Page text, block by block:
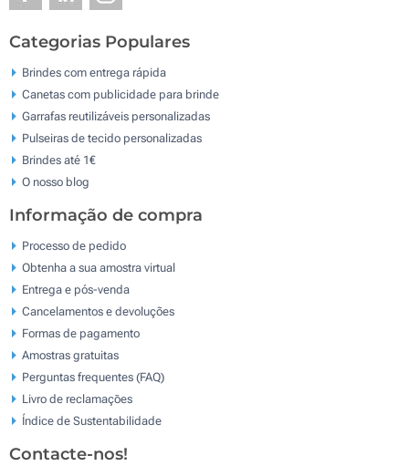
Categorias Populares
Brindes com entrega rápida
Canetas com publicidade para brinde
Garrafas reutilizáveis personalizadas
Pulseiras de tecido personalizadas
Brindes até 1€
O nosso blog
Informação de compra
Processo de pedido
Obtenha a sua amostra virtual
Entrega e pós-venda
Cancelamentos e devoluções
Formas de pagamento
Amostras gratuitas
Perguntas frequentes (FAQ)
Livro de reclamaçōes
Índice de Sustentabilidade
Contacte-nos!